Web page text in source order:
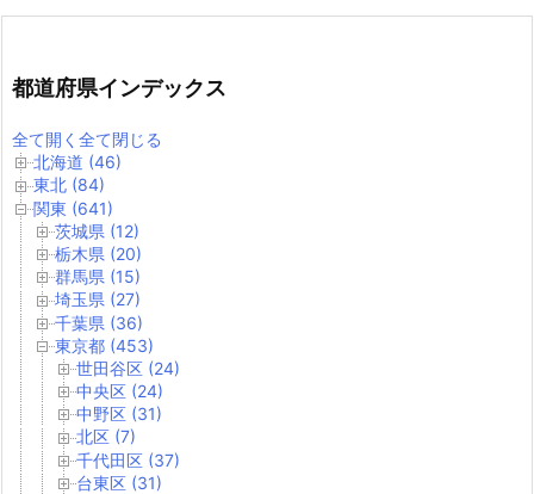
都道府県インデックス
全て開く 全て閉じる
北海道 (46)
東北 (84)
関東 (641)
茨城県 (12)
栃木県 (20)
群馬県 (15)
埼玉県 (27)
千葉県 (36)
東京都 (453)
世田谷区 (24)
中央区 (24)
中野区 (31)
北区 (7)
千代田区 (37)
台東区 (31)